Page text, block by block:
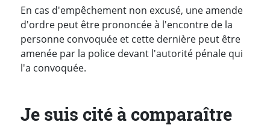
En cas d'empêchement non excusé, une amende
d'ordre peut être prononcée à l'encontre de la
personne convoquée et cette dernière peut être
amenée par la police devant l'autorité pénale qui
l'a convoquée.
Je suis cité à comparaître